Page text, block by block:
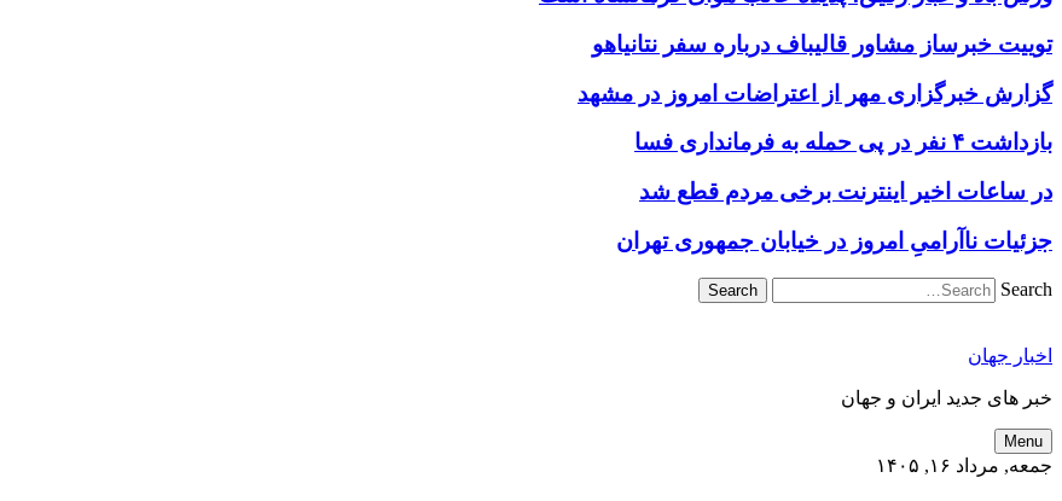
توییت خبرساز مشاور قالیباف درباره سفر نتانیاهو
گزارش خبرگزاری مهر از اعتراضات امروز در مشهد
بازداشت ۴ نفر در پی حمله به فرمانداری فسا
در ساعات اخیر اینترنت برخی مردم قطع شد
جزئیات ناآرامیِ امروز در خیابان جمهوری تهران
Search
اخبار جهان
خبر های جدید ایران و جهان
Menu
جمعه, مرداد ۱۶, ۱۴۰۵